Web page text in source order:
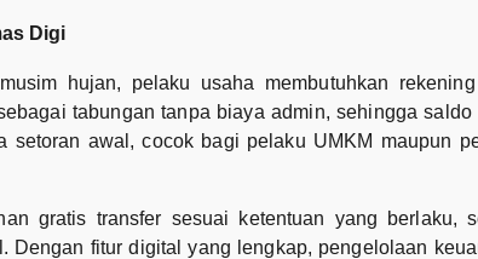
Digi
hujan, pelaku usaha membutuhkan
tabungan tanpa biaya admin, sehingga
awal, cocok bagi pelaku UMKM maupun
gratis transfer sesuai ketentuan yang berlaku,
Dengan fitur digital yang lengkap, pengelolaan